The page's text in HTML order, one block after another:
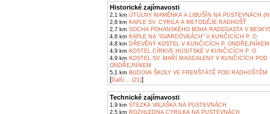
Historické zajímavosti
2,1 km ÚTULNY MAMĚNKA A LIBUŠÍN NA PUSTEVNÁCH
2,6 km KAPLE SV. CYRILA A METODĚJE RADHOŠŤ
2,7 km SOCHA POHANSKÉHO BOHA RADEGASTA V
4,6 km KAPLE NA "GVARDŮVKÁCH" V KUNČICÍCH P. O.
4,8 km DŘEVĚNÝ KOSTEL V KUNČICÍCH P. ONDŘEJNÍKEM
4,9 km KOSTEL CÍRKVE HUSITSKÉ V KUNČICÍCH P. O.
4,9 km KOSTEL SV. MAŘÍ MAGDALENY V KUNČICÍCH POD
ONDŘEJNÍKEM
5,1 km BUDOVA ŠKOLY VE FRENŠTÁTĚ POD RADHOŠTĚM
[Další... (21)]
Technické zajímavosti
1,9 km STEZKA VALAŠKA NA PUSTEVNÁCH
2,5 km ROZHLEDNA CYRILKA NA PUSTEVNÁCH